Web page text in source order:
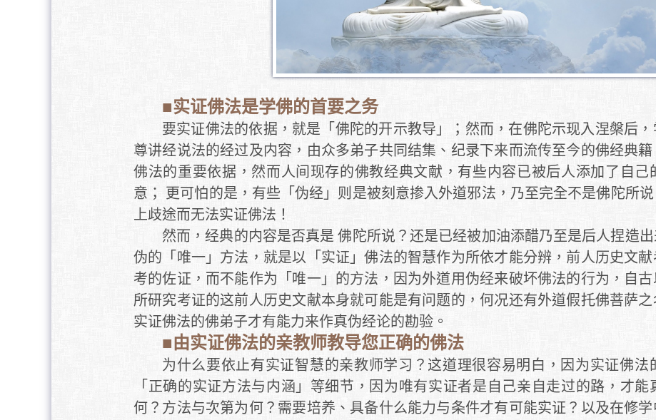
■实证佛法是学佛的首要之务
要实证佛法的依据，就是「佛陀的开示教导」；然而，在佛陀示现入涅槃后
尊讲经说法的经过及内容，由众多弟子共同结集、纪录下来而流传至今的佛经典
佛法的重要依据，然而人间现存的佛教经典文献，有些内容已被后人添加了自己
意； 更可怕的是，有些「伪经」则是被刻意掺入外道邪法，乃至完全不是佛陀所
上歧途而无法实证佛法！
然而，经典的内容是否真是 佛陀所说？还是已经被加油添醋乃至是后人捏造
伪的「唯一」方法，就是以「实证」佛法的智慧作为所依才能分辨，前人历史文
考的佐证，而不能作为「唯一」的方法，因为外道用伪经来破坏佛法的行为，自
所研究考证的这前人历史文献本身就可能是有问题的，何况还有外道假托佛菩萨
实证佛法的佛弟子才有能力来作真伪经论的勘验。
■由实证佛法的亲教师教导您正确的佛法
为什么要依止有实证智慧的亲教师学习？这道理很容易明白，因为实证佛法
「正确的实证方法与内涵」等细节，因为唯有实证者是自己亲自走过的路，才
何？方法与次第为何？需要培养、具备什么能力与条件才有可能实证？以及在修